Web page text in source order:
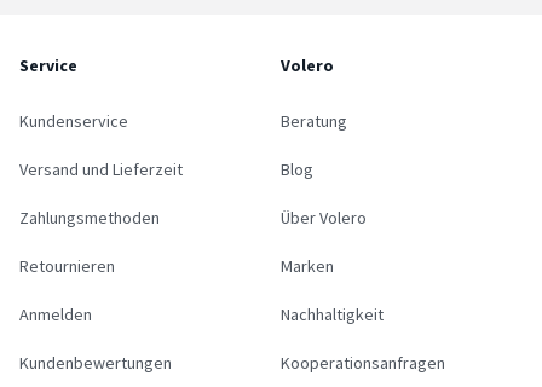
Service
Kundenservice
Versand und Lieferzeit
Zahlungsmethoden
Retournieren
Anmelden
Kundenbewertungen
Volero
Beratung
Blog
Über Volero
Marken
Nachhaltigkeit
Kooperationsanfragen